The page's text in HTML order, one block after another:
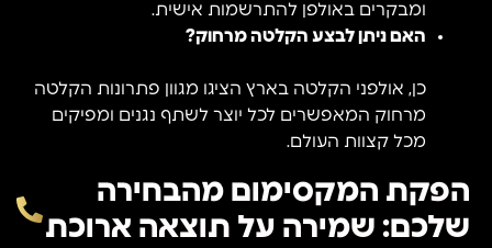
ומבקרים באולפן להתרשמות אישית.
האם ניתן לבצע הקלטה מרחוק?
כן, אולפני הקלטה בארץ הציגו מגוון פתרונות הקלטה
מרחוק המאפשרים לכל יוצר לשתף נגנים ומפיקים
מכל קצוות העולם.
הפקת המקסימום מהבחירה
שלכם: שמירה על תוצאה ארוכת